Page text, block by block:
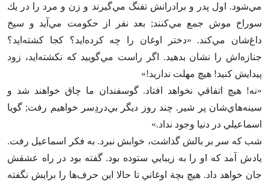
مي‌شود. اول پدر و برادرانش تفنگ مي‌گيرند و زن و مرد را در يك
سوراخ موش جمع مي‌كنند; بعد نفر از حكومت مي‌آيد و سيخ
داغ‌شان مي‌كند. «دختر اوغان را چه كرده‌ايد؟ كجا كشته‌ايد؟
جنازه‌اش را نشان بدهيد. اگر راست مي‌گوييد كه نكشته‌ايد، زود
پيدايش كنيد! هيچ مهلت نداريد!»
«نه‌! هيچ اتفاقي نخواهد افتاد. گوسفندان ما چاق خواهند شد و
سينه‌هاي‌شان پر شير. چند روز ديگر بي‌دردِسر خواهيم رفت‌; گويا
اسماعيلي در دنيا وجود نداد.»
شب كه سر بر بالش گذاشت‌، خوابش نبرد. به فكر اسماعيل رفت‌.
يادش آمد كه او را به زيبايي ستوده بود. گفته بود در راه عشقش
جان خواهد داد. هيچ بچة اوغاني تا حالا اين حرف‌ها را برايش نگفته